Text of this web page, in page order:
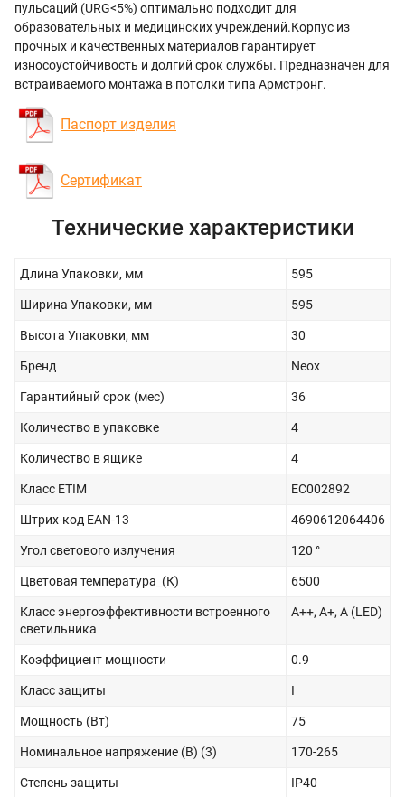
пульсаций (URG<5%) оптимально подходит для
образовательных и медицинских учреждений.Корпус из
прочных и качественных материалов гарантирует
износоустойчивость и долгий срок службы. Предназначен для
встраиваемого монтажа в потолки типа Армстронг.
Паспорт изделия
Сертификат
Технические характеристики
Длина Упаковки, мм 595
Ширина Упаковки, мм 595
Высота Упаковки, мм 30
Бренд Neox
Гарантийный срок (мес) 36
Количество в упаковке 4
Количество в ящике 4
Класс ETIM EC002892
Штрих-код EAN-13 4690612064406
Угол светового излучения 120 °
Цветовая температура_(К) 6500
Класс энергоэффективности встроенного
светильника
A++, A+, A (LED)
Коэффициент мощности 0.9
Класс защиты I
Мощность (Вт) 75
Номинальное напряжение (В) (3) 170-265
Степень защиты IP40